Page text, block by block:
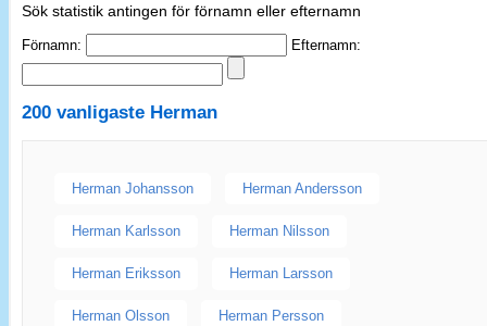
Sök statistik antingen för förnamn eller efternamn
Förnamn: Efternamn:
200 vanligaste Herman
Herman Johansson Herman Andersson
Herman Karlsson Herman Nilsson
Herman Eriksson Herman Larsson
Herman Olsson Herman Persson